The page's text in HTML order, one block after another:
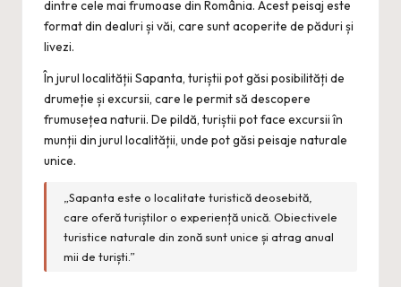
dintre cele mai frumoase din România. Acest peisaj este
format din dealuri și văi, care sunt acoperite de păduri și
livezi.
În jurul localității Sapanta, turiștii pot găsi posibilități de
drumeție și excursii, care le permit să descopere
frumusețea naturii. De pildă, turiștii pot face excursii în
munții din jurul localității, unde pot găsi peisaje naturale
unice.
„Sapanta este o localitate turistică deosebită,
care oferă turiștilor o experiență unică. Obiectivele
turistice naturale din zonă sunt unice și atrag anual
mii de turiști.”